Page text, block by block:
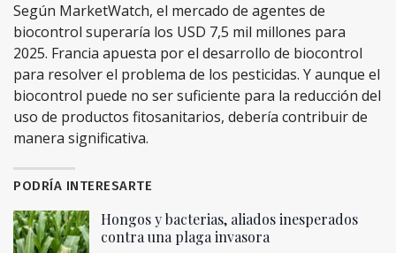
Según MarketWatch, el mercado de agentes de
biocontrol superaría los USD 7,5 mil millones para
2025. Francia apuesta por el desarrollo de biocontrol
para resolver el problema de los pesticidas. Y aunque el
biocontrol puede no ser suficiente para la reducción del
uso de productos fitosanitarios, debería contribuir de
manera significativa.
PODRÍA INTERESARTE
Hongos y bacterias, aliados inesperados
contra una plaga invasora